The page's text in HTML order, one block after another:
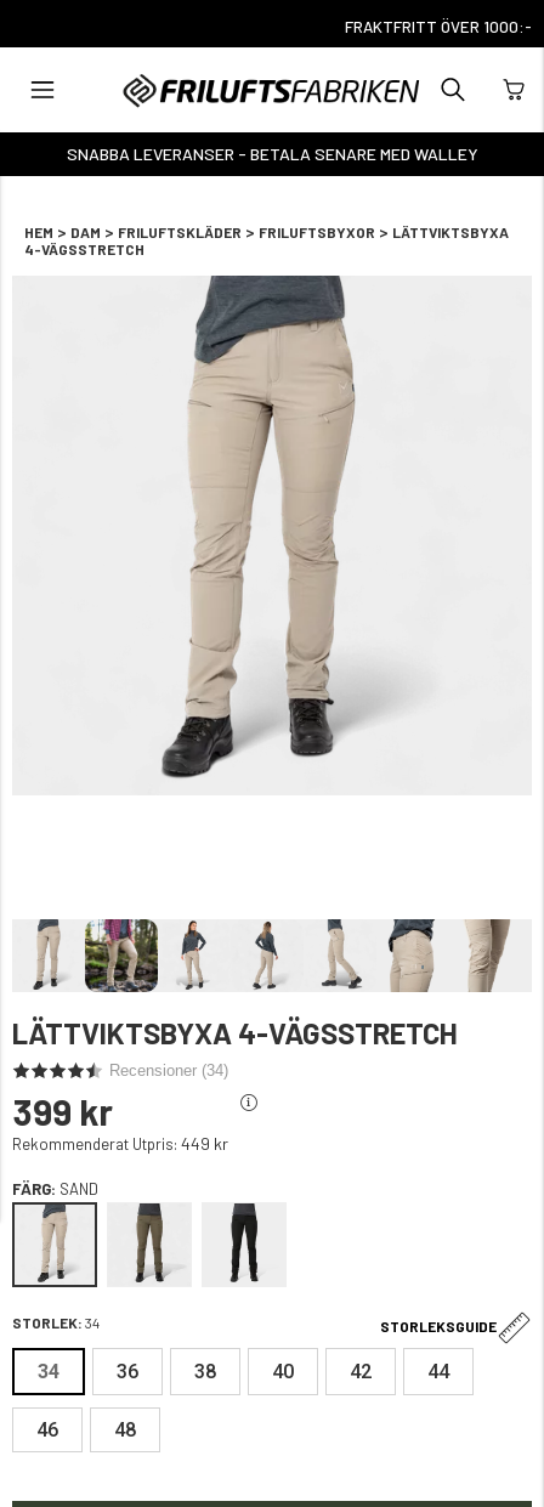
FRAKTFRITT ÖVER 1000:-
SNABBA LEVERANSER - BETALA SENARE MED WALLEY
HEM > DAM > FRILUFTSKLÄDER > FRILUFTSBYXOR > LÄTTVIKTSBYXA
4-VÄGSSTRETCH
LÄTTVIKTSBYXA 4-VÄGSSTRETCH
Recensioner (34)
399 kr
Rekommenderat Utpris: 449 kr
FÄRG: SAND
STORLEK: 34 STORLEKSGUIDE
34 36 38 40 42 44
46 48